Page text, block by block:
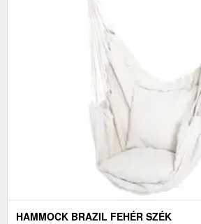
HAMMOCK BRAZIL FEHÉR SZÉK